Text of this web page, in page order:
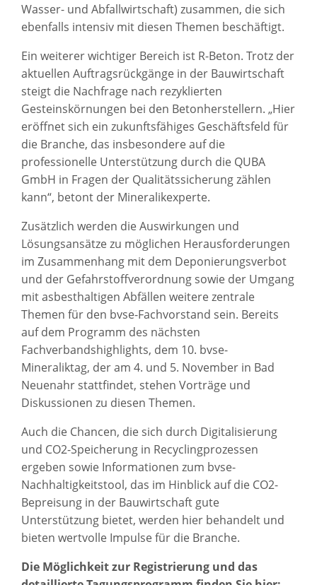
Wasser- und Abfallwirtschaft) zusammen, die sich
ebenfalls intensiv mit diesen Themen beschäftigt.
Ein weiterer wichtiger Bereich ist R-Beton. Trotz der
aktuellen Auftragsrückgänge in der Bauwirtschaft
steigt die Nachfrage nach rezyklierten
Gesteinskörnungen bei den Betonherstellern. „Hier
eröffnet sich ein zukunftsfähiges Geschäftsfeld für
die Branche, das insbesondere auf die
professionelle Unterstützung durch die QUBA
GmbH in Fragen der Qualitätssicherung zählen
kann“, betont der Mineralikexperte.
Zusätzlich werden die Auswirkungen und
Lösungsansätze zu möglichen Herausforderungen
im Zusammenhang mit dem Deponierungsverbot
und der Gefahrstoffverordnung sowie der Umgang
mit asbesthaltigen Abfällen weitere zentrale
Themen für den bvse-Fachvorstand sein. Bereits
auf dem Programm des nächsten
Fachverbandshighlights, dem 10. bvse-
Mineraliktag, der am 4. und 5. November in Bad
Neuenahr stattfindet, stehen Vorträge und
Diskussionen zu diesen Themen.
Auch die Chancen, die sich durch Digitalisierung
und CO2-Speicherung in Recyclingprozessen
ergeben sowie Informationen zum bvse-
Nachhaltigkeitstool, das im Hinblick auf die CO2-
Bepreisung in der Bauwirtschaft gute
Unterstützung bietet, werden hier behandelt und
bieten wertvolle Impulse für die Branche.
Die Möglichkeit zur Registrierung und das